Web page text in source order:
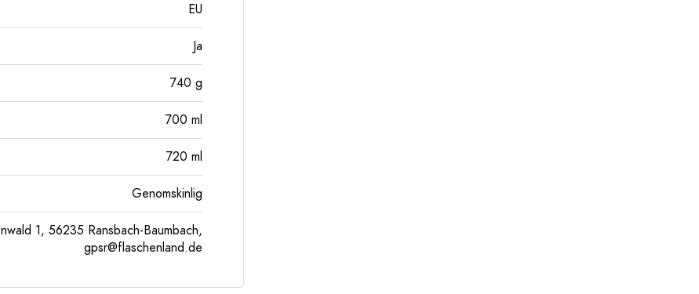
EU
Ja
740 g
700 ml
720 ml
Genomskinlig
1, 56235 Ransbach-Baumbach,
gpsr@flaschenland.de